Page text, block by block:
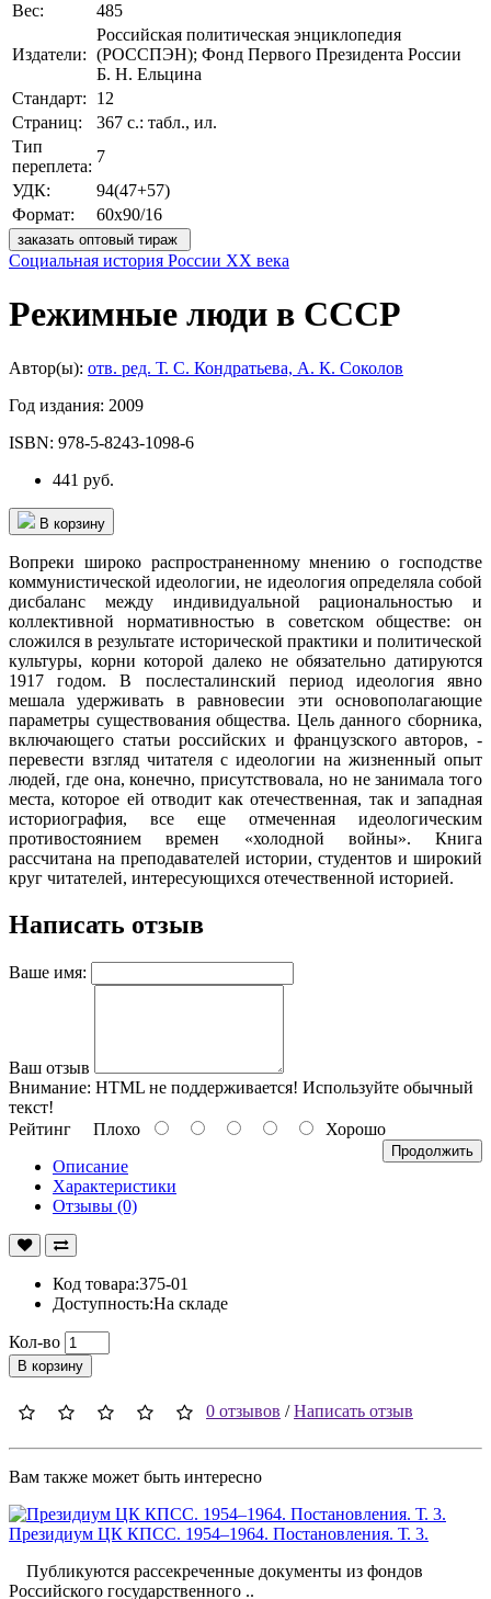
Вес:
485
Издатели:
Российская политическая энциклопедия
(РОССПЭН); Фонд Первого Президента России
Б. Н. Ельцина
Стандарт:
12
Страниц:
367 с.: табл., ил.
Тип
переплета:
7
УДК:
94(47+57)
Формат:
60x90/16
заказать оптовый тираж
Социальная история России ХХ века
Режимные люди в СССР
Автор(ы): отв. ред. Т. С. Кондратьева, А. К. Соколов
Год издания: 2009
ISBN: 978-5-8243-1098-6
441 руб.
В корзину
Вопреки широко распространенному мнению о господстве
коммунистической идеологии, не идеология определяла собой
дисбаланс между индивидуальной рациональностью и
коллективной нормативностью в советском обществе: он
сложился в результате исторической практики и политической
культуры, корни которой далеко не обязательно датируются
1917 годом. В послесталинский период идеология явно
мешала удерживать в равновесии эти основополагающие
параметры существования общества. Цель данного сборника,
включающего статьи российских и французского авторов, -
перевести взгляд читателя с идеологии на жизненный опыт
людей, где она, конечно, присутствовала, но не занимала того
места, которое ей отводит как отечественная, так и западная
историография, все еще отмеченная идеологическим
противостоянием времен «холодной войны». Книга
рассчитана на преподавателей истории, студентов и широкий
круг читателей, интересующихся отечественной историей.
Написать отзыв
Ваше имя:
Ваш отзыв
Внимание: HTML не поддерживается! Используйте обычный
текст!
Рейтинг Плохо Хорошо
Продолжить
Описание
Характеристики
Отзывы (0)
Код товара:375-01
Доступность:На складе
Кол-во
В корзину
0 отзывов /Написать отзыв
Вам также может быть интересно
Президиум ЦК КПСС. 1954–1964. Постановления. Т. 3.
Публикуются рассекреченные документы из фондов
Российского государственного ..